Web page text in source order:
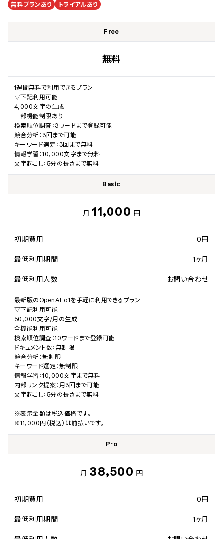
無料プランあり トライアルあり
Free
無料
1週間無料で利用できるプラン
▽下記利用可能
4,000文字の生成
一部機能制限あり
検索順位調査：3ワードまで登録可能
競合分析：3回まで可能
キーワード選定：3回まで無料
情報学習：10,000文字まで無料
文字起こし：5分の長さまで無料
Basic
月 11,000 円
初期費用 0円
最低利用期間 1ヶ月
最低利用人数 お問い合わせ
最新版のOpenAI o1を手軽に利用できるプラン
▽下記利用可能
50,000文字/月の生成
全機能利用可能
検索順位調査：10ワードまで登録可能
ドキュメント数：無制限
競合分析：無制限
キーワード選定：無制限
情報学習：10,000文字まで無料
内部リンク提案：月3回まで可能
文字起こし：5分の長さまで無料
※表示金額は税込価格です。
※11,000円（税込）は前払いです。
Pro
月 38,500 円
初期費用 0円
最低利用期間 1ヶ月